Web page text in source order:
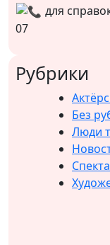
для
07
Рубрики
Без
Люди